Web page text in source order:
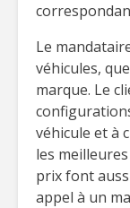
Le
véhicules,
marque. Le
véhicule et à
les
prix font
appel à un